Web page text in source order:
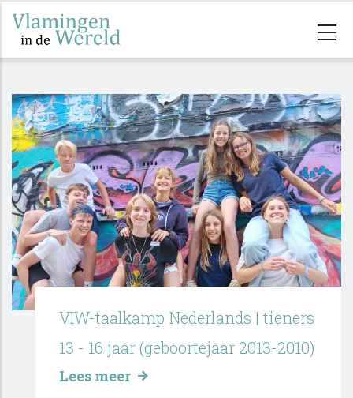
Overslaan
naar
inhoud
gaan
VIW-taalkamp Nederlands | tieners
13 - 16 jaar (geboortejaar 2013-2010)
Lees meer